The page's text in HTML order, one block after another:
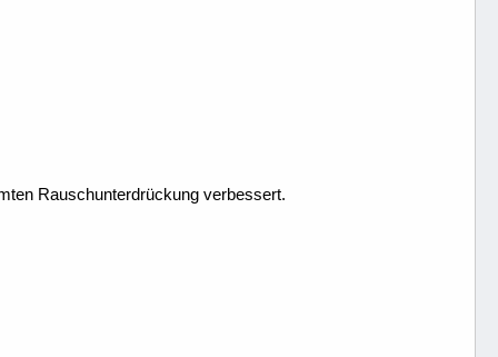
Rauschunterdrückung verbessert.